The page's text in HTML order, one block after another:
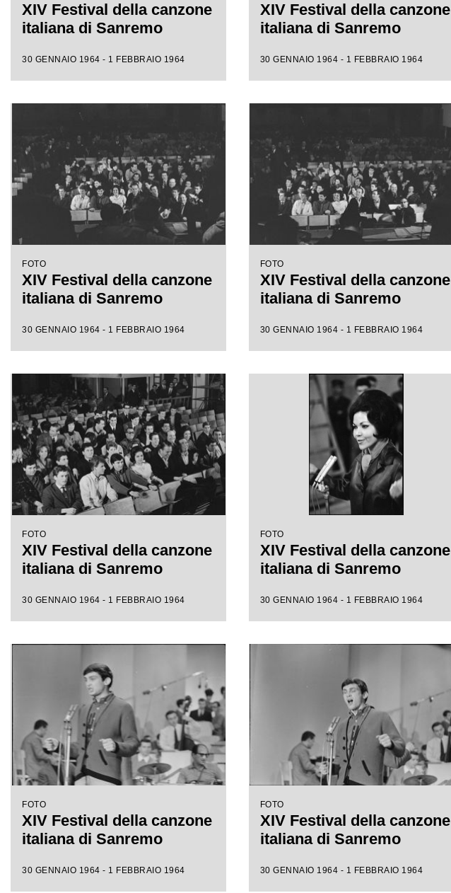
XIV Festival della canzone
italiana di Sanremo
30 GENNAIO 1964 - 1 FEBBRAIO 1964
XIV Festival della canzone
italiana di Sanremo
30 GENNAIO 1964 - 1 FEBBRAIO 1964
FOTO
XIV Festival della canzone
italiana di Sanremo
30 GENNAIO 1964 - 1 FEBBRAIO 1964
FOTO
XIV Festival della canzone
italiana di Sanremo
30 GENNAIO 1964 - 1 FEBBRAIO 1964
FOTO
XIV Festival della canzone
italiana di Sanremo
30 GENNAIO 1964 - 1 FEBBRAIO 1964
FOTO
XIV Festival della canzone
italiana di Sanremo
30 GENNAIO 1964 - 1 FEBBRAIO 1964
FOTO
XIV Festival della canzone
italiana di Sanremo
30 GENNAIO 1964 - 1 FEBBRAIO 1964
FOTO
XIV Festival della canzone
italiana di Sanremo
30 GENNAIO 1964 - 1 FEBBRAIO 1964